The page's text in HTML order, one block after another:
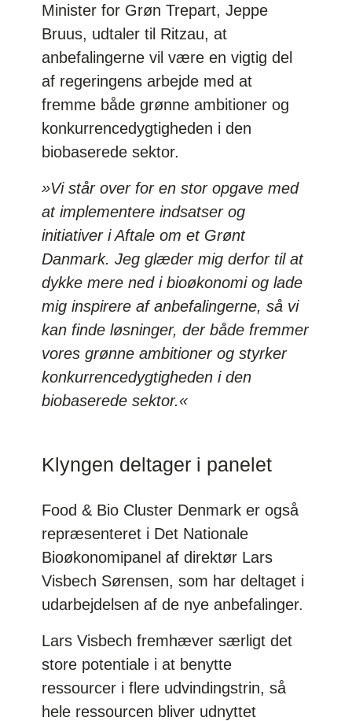
Minister for Grøn Trepart, Jeppe
Bruus, udtaler til Ritzau, at
anbefalingerne vil være en vigtig del
af regeringens arbejde med at
fremme både grønne ambitioner og
konkurrencedygtigheden i den
biobaserede sektor.
»Vi står over for en stor opgave med
at implementere indsatser og
initiativer i Aftale om et Grønt
Danmark. Jeg glæder mig derfor til at
dykke mere ned i bioøkonomi og lade
mig inspirere af anbefalingerne, så vi
kan finde løsninger, der både fremmer
vores grønne ambitioner og styrker
konkurrencedygtigheden i den
biobaserede sektor.«
Klyngen deltager i panelet
Food & Bio Cluster Denmark er også
repræsenteret i Det Nationale
Bioøkonomipanel af direktør Lars
Visbech Sørensen, som har deltaget i
udarbejdelsen af de nye anbefalinger.
Lars Visbech fremhæver særligt det
store potentiale i at benytte
ressourcer i flere udvindingstrin, så
hele ressourcen bliver udnyttet